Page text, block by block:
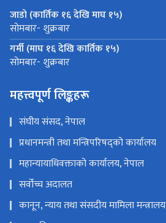
जाडो (कार्तिक १६ देखि माघ १५)
सोमबार- शुक्रबार
गर्मी (माघ १६ देखि कार्तिक १५)
सोमबार- शुक्रबार
महत्त्वपूर्ण लिङ्कहरू
संघीय संसद, नेपाल
प्रधानमन्त्री तथा मन्त्रिपरिषद्को कार्यालय
महान्यायाधिवक्ताको कार्यालय, नेपाल
सर्वोच्च अदालत
कानून, न्याय तथा संसदीय मामिला मन्त्रालय